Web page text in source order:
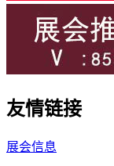
友情链接
展会信息